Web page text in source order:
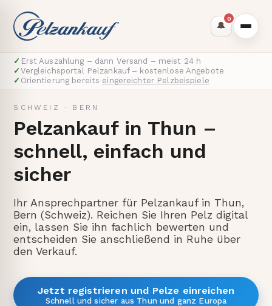
🔔
0
✓ Erst Auszahlung – dann Versand – meist 24 h
✓ Vergleichsportal Pelzankauf – kostenlose Angebote
✓ Orientierung bereits eingereichter Pelzbeispiele
SCHWEIZ · BERN
Pelzankauf in Thun –
schnell, einfach und
sicher
Ihr Ansprechpartner für Pelzankauf in Thun,
Bern (Schweiz). Reichen Sie Ihren Pelz digital
ein, lassen Sie ihn fachlich bewerten und
entscheiden Sie anschließend in Ruhe über
den Verkauf.
Jetzt registrieren und Pelze einreichen
Schnell und sicher aus Thun und ganz Europa